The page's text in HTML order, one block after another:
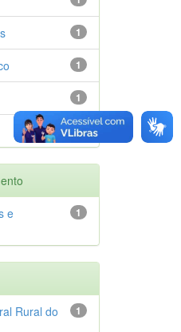
1
1
1
1
1
e
1
Rural do